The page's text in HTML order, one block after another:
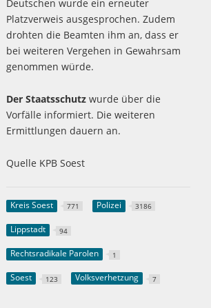
Deutschen wurde ein erneuter
Platzverweis ausgesprochen. Zudem
drohten die Beamten ihm an, dass er
bei weiteren Vergehen in Gewahrsam
genommen würde.
Der Staatsschutzwurde über die
Vorfälle informiert. Die weiteren
Ermittlungen dauern an.
Quelle KPB Soest
Kreis Soest 771 Polizei 3186
Lippstadt 94
Rechtsradikale Parolen 1
Soest 123 Volksverhetzung 7